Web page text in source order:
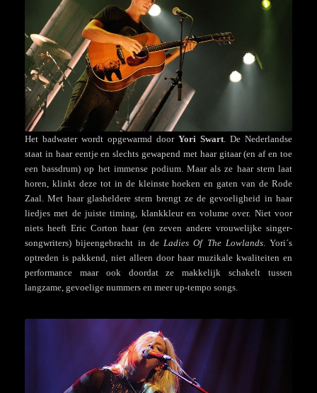
Het badwater wordt opgewarmd door Yori Swart. De Nederlandse
staat in haar eentje en slechts gewapend met haar gitaar (en af en toe
een bassdrum) op het immense podium. Maar als ze haar stem laat
horen, klinkt deze tot in de kleinste hoeken en gaten van de Rode
Zaal. Met haar glasheldere stem brengt ze de gevoeligheid in haar
liedjes met de juiste timing, klankkleur en volume over. Niet voor
niets heeft Eric Corton haar (en zeven andere vrouwelijke singer-
songwriters) bijeengebracht in de Ladies Of The Lowlands. Yori´s
optreden is pakkend, niet alleen door haar muzikale kwaliteiten en
performance maar ook doordat ze makkelijk schakelt tussen
langzame, gevoelige nummers en meer up-tempo songs.